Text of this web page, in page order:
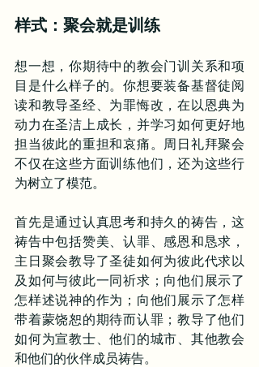
样式：聚会就是训练
想一想，你期待中的教会门训关系和项
目是什么样子的。你想要装备基督徒阅
读和教导圣经、为罪悔改，在以恩典为
动力在圣洁上成长，并学习如何更好地
担当彼此的重担和哀痛。周日礼拜聚会
不仅在这些方面训练他们，还为这些行
为树立了模范。
首先是通过认真思考和持久的祷告，这
祷告中包括赞美、认罪、感恩和恳求，
主日聚会教导了圣徒如何为彼此代求以
及如何与彼此一同祈求；向他们展示了
怎样述说神的作为；向他们展示了怎样
带着蒙饶恕的期待而认罪；教导了他们
如何为宣教士、他们的城市、其他教会
和他们的伙伴成员祷告。